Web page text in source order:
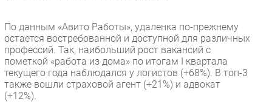
Здоровье
РАЗДЕЛЫ
Новости
Аналитика
По данным «Авито Работы», удаленка по-прежнему
остается востребованной и доступной для различных
профессий. Так, наибольший рост вакансий с
пометкой «работа из дома» по итогам I квартала
текущего года наблюдался у логистов (+68%). В топ-3
также вошли страховой агент (+21%) и адвокат
(+12%).